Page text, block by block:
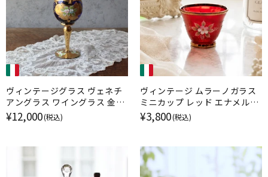
ヴィンテージグラス ヴェネチ
アングラス ワイングラス 金彩
エナメル彩 ムラーノガラス ブ
ルー イタリア
¥12,000(税込)
ヴィンテージ ムラーノガラス
ミニカップ レッド エナメル金
彩 イタリア
¥3,800(税込)